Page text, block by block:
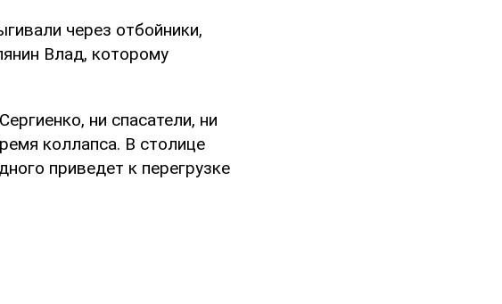
через отбойники,
Влад, которому
ни спасатели, ни
коллапса. В столице
приведет к перегрузке